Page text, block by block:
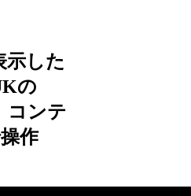
示した
の
コンテ
作